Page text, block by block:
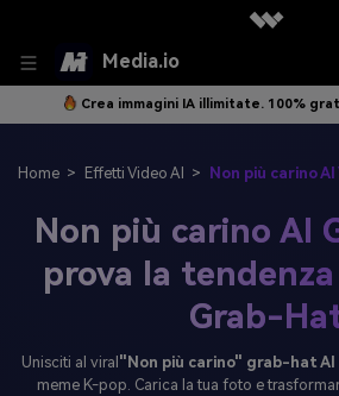
Media.io
Crea immagini IA illimitate. 100%
Home > Effetti Video AI > Non più carino
Non più carino AI
prova la tendenza
Grab-
Unisciti al viral "Non più carino" grab-hat
meme K-pop. Carica la tua foto e